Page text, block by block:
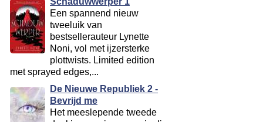
Een spannend nieuw
tweeluik van
bestsellerauteur Lynette
Noni, vol met ijzersterke
plottwists. Limited edition
met sprayed edges,...
De Nieuwe Republiek 2 -
Bevrijd me
Het meeslepende tweede